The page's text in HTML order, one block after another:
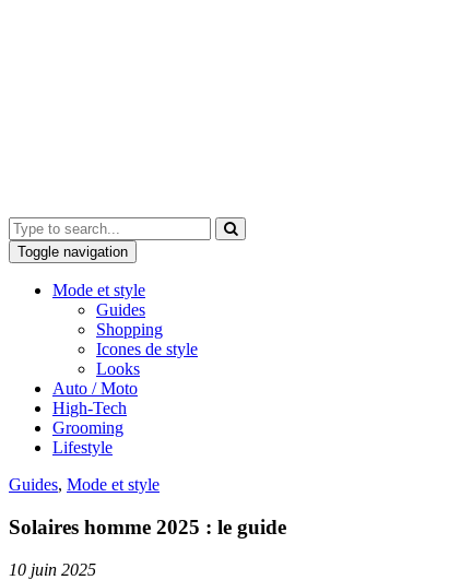
Toggle navigation
Mode et style
Guides
Shopping
Icones de style
Looks
Auto / Moto
High-Tech
Grooming
Lifestyle
Guides, Mode et style
Solaires homme 2025 : le guide
10 juin 2025